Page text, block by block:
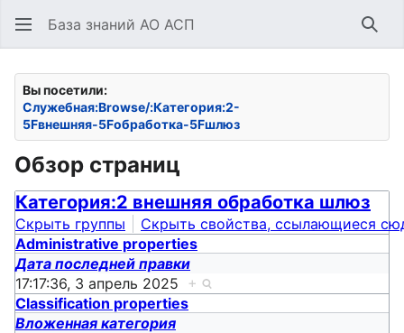
База знаний АО АСП
Вы посетили:
Служебная:Browse/:Категория:2-
5Fвнешняя-5Fобработка-5Fшлюз
Обзор страниц
Категория:2 внешняя обработка шлюз
Скрыть группы
Скрыть свойства, ссылающиеся
Administrative properties
Дата последней правки
17:17:36, 3 апрель 2025 +
Classification properties
Вложенная категория